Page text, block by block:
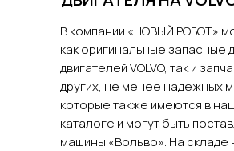
В компании «НОВЫЙ РОБОТ»
как оригинальные запасные
двигателей VOLVO, так и
других, не менее надежных
которые также имеются в
каталоге и могут быть
машины «Вольво». На складе